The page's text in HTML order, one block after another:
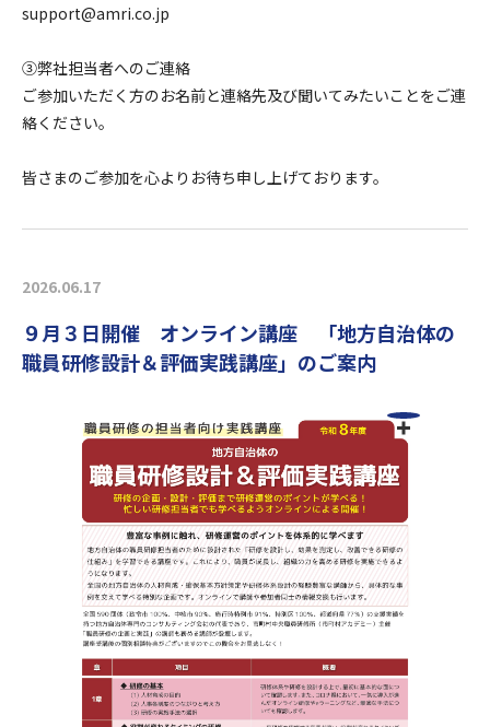
support@amri.co.jp
③弊社担当者へのご連絡
ご参加いただく方のお名前と連絡先及び聞いてみたいことをご連
絡ください。
皆さまのご参加を心よりお待ち申し上げております。
2026.06.17
９月３日開催 オンライン講座 「地方自治体の
職員研修設計＆評価実践講座」のご案内